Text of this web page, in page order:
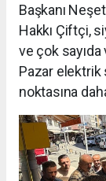
Başkanı
Hakkı Çiftçi,
ve çok sayıda
Pazar
noktasına